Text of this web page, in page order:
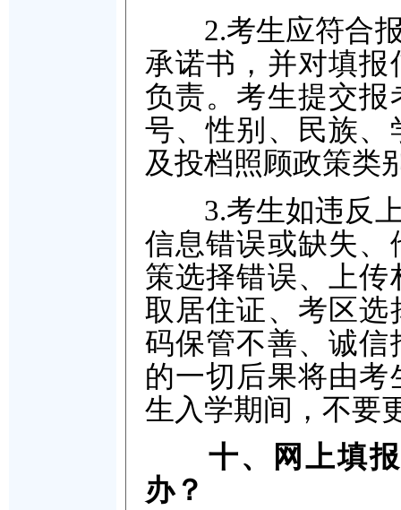
2.考生应符合报
承诺书，并对填
负责。考生提交
号、性别、民族
及投档照顾政策类
3.考生如违反上
信息错误或缺失
策选择错误、上
取居住证、考区
码保管不善、诚
的一切后果将由
生入学期间，不要
十、网上填
办？